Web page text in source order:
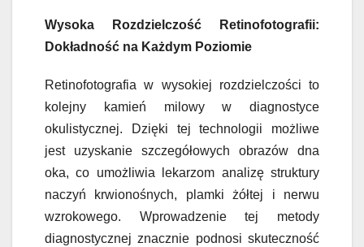
Wysoka Rozdzielczość Retinofotografii:
Dokładność na Każdym Poziomie
Retinofotografia w wysokiej rozdzielczości to
kolejny kamień milowy w diagnostyce
okulistycznej. Dzięki tej technologii możliwe
jest uzyskanie szczegółowych obrazów dna
oka, co umożliwia lekarzom analizę struktury
naczyń krwionośnych, plamki żółtej i nerwu
wzrokowego. Wprowadzenie tej metody
diagnostycznej znacznie podnosi skuteczność